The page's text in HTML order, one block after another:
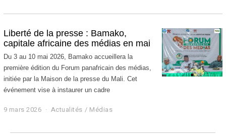
m
r
s
2
0
2
6
Liberté de la presse : Bamako,
capitale africaine des médias en mai
Du 3 au 10 mai 2026, Bamako accueillera la
première édition du Forum panafricain des médias,
initiée par la Maison de la presse du Mali. Cet
événement vise à instaurer un cadre
9 mars 2026 Actualités / Médias